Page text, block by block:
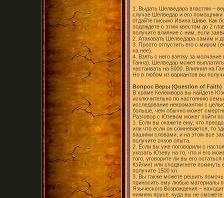
1. Выдать Шелведара властям –
случае Шелведар и его
отдайте письмо Ивина Шиве. Как
подождете с этим квестом до 2
получите влияние с ним, если
2. Атаковать Шелведара самим и
3. Просто отпустить его с миром
на нее).
4. Взять с него взятку за
Ганна). Шелведар может
настаивать на 5000. Влияния на
Но в любом из вариантов вы
Вопрос Веры (Question of Faith)
В храме Келемвора вы найдете
исключительно по настоянию
исследование некромантии с
больше, чем обычно может
Разговор с Юзевом может пойти
1. Если вы скажете ему, что
или что если он сомневается, то
вашими словами, и на этом все
получите очков опыта.
2. Если вы уже поговорили с
указать Юзеву на то, что и его
того, уговорите ли вы его
Кэйлин) или сподвигнете
получите 1500 хп.
3. Вы также можете решить
приносить ему любые материалы
Языческого Возрождения –
нижнем ярусе, куда вы не сможете